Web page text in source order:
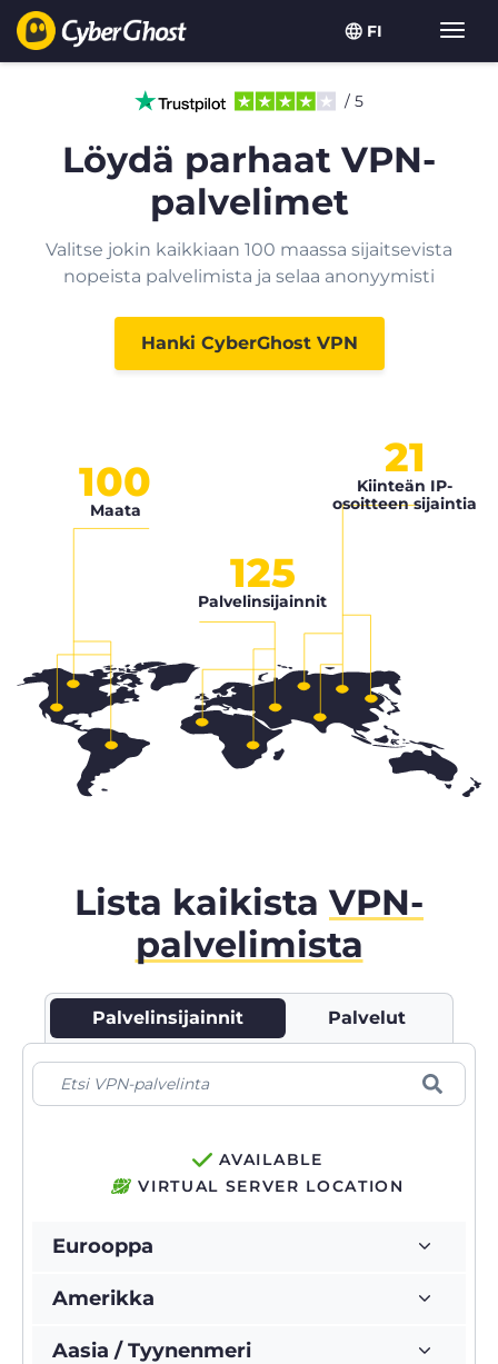
FI
/ 5
Löydä parhaat VPN-
palvelimet
Valitse jokin kaikkiaan 100 maassa sijaitsevista
nopeista palvelimista ja selaa anonyymisti
Hanki CyberGhost VPN
100
Maata
125
Palvelinsijainnit
21
Kiinteän IP-
osoitteen sijaintia
Lista kaikista VPN-
palvelimista
Palvelinsijainnit Palvelut
AVAILABLE
VIRTUAL SERVER LOCATION
Eurooppa
Amerikka
Aasia / Tyynenmeri